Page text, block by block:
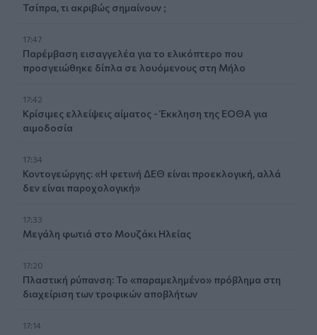
Τσίπρα, τι ακριβώς σημαίνουν ;
17:47
Παρέμβαση εισαγγελέα για το ελικόπτερο που
προσγειώθηκε δίπλα σε λουόμενους στη Μήλο
17:42
Κρίσιμες ελλείψεις αίματος - Έκκληση της ΕΟΘΑ για
αιμοδοσία
17:34
Κοντογεώργης: «Η φετινή ΔΕΘ είναι προεκλογική, αλλά
δεν είναι παροχολογική»
17:33
Μεγάλη φωτιά στο Μουζάκι Ηλείας
17:20
Πλαστική ρύπανση: Το «παραμελημένο» πρόβλημα στη
διαχείριση των τροφικών αποβλήτων
17:14